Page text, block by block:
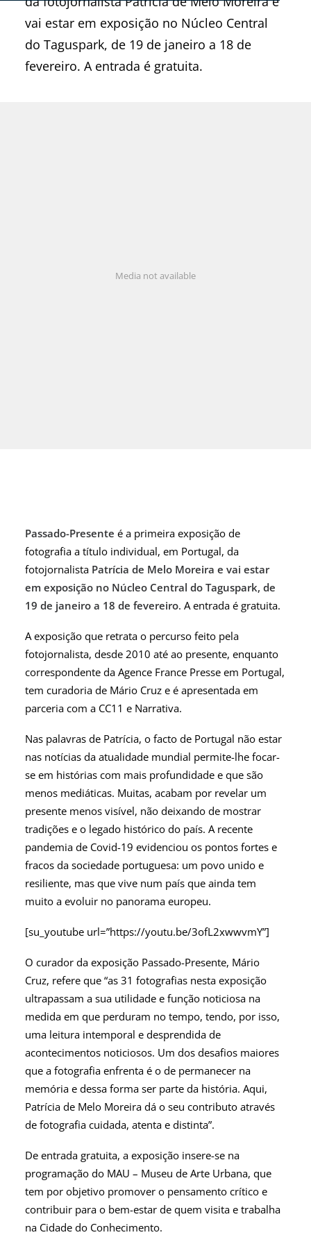
vai estar em exposição no Núcleo Central
do Taguspark, de 19 de janeiro a 18 de
fevereiro. A entrada é gratuita.
Media not available
Passado-Presente é a primeira exposição de
fotografia a título individual, em Portugal, da
fotojornalista Patrícia de Melo Moreira e vai estar
em exposição no Núcleo Central do Taguspark, de
19 de janeiro a 18 de fevereiro. A entrada é gratuita.
A exposição que retrata o percurso feito pela
fotojornalista, desde 2010 até ao presente, enquanto
correspondente da Agence France Presse em Portugal,
tem curadoria de Mário Cruz e é apresentada em
parceria com a CC11 e Narrativa.
Nas palavras de Patrícia, o facto de Portugal não estar
nas notícias da atualidade mundial permite-lhe focar-
se em histórias com mais profundidade e que são
menos mediáticas. Muitas, acabam por revelar um
presente menos visível, não deixando de mostrar
tradições e o legado histórico do país. A recente
pandemia de Covid-19 evidenciou os pontos fortes e
fracos da sociedade portuguesa: um povo unido e
resiliente, mas que vive num país que ainda tem
muito a evoluir no panorama europeu.
[su_youtube url=”https://youtu.be/3ofL2xwwvmY”]
O curador da exposição Passado-Presente, Mário
Cruz, refere que “as 31 fotografias nesta exposição
ultrapassam a sua utilidade e função noticiosa na
medida em que perduram no tempo, tendo, por isso,
uma leitura intemporal e desprendida de
acontecimentos noticiosos. Um dos desafios maiores
que a fotografia enfrenta é o de permanecer na
memória e dessa forma ser parte da história. Aqui,
Patrícia de Melo Moreira dá o seu contributo através
de fotografia cuidada, atenta e distinta”.
De entrada gratuita, a exposição insere-se na
programação do MAU – Museu de Arte Urbana, que
tem por objetivo promover o pensamento crítico e
contribuir para o bem-estar de quem visita e trabalha
na Cidade do Conhecimento.